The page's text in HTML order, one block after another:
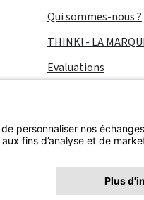
Qui sommes-nous ?
THINK! - LA
Evaluations